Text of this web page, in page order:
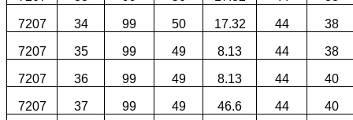
7207 34 99 50 17.32 44 38
7207 35 99 49 8.13 44 38
7207 36 99 49 8.13 44 40
7207 37 99 49 46.6 44 40